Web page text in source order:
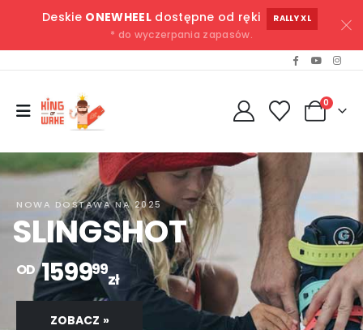
Deskie ONEWHEELdostępne od ręki RALLY XL
* do wyczerpania zapasów.
0
NOWA DOSTAWA NA 2025
SLINGSHOT
OD 159999
zł
ZOBACZ »